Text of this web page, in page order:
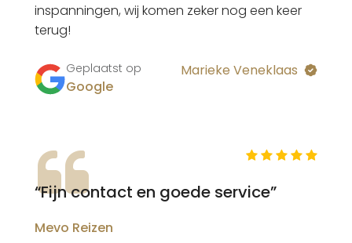
inspanningen, wij komen zeker nog een keer
terug!
Geplaatst op
Google
Marieke Veneklaas
“Fijn contact en goede service”
Mevo Reizen